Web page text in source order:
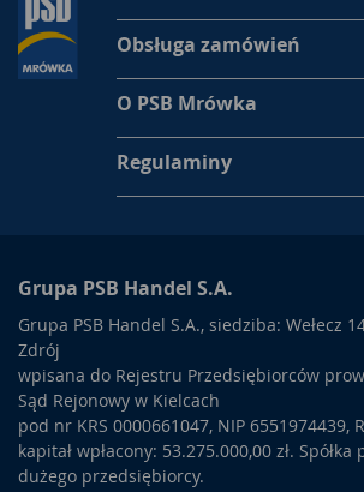
Obsługa zamówień
O PSB Mrówka
Regulaminy
Grupa PSB Handel S.A.
Grupa PSB Handel S.A., siedziba: Wełecz
Zdrój
wpisana do Rejestru Przedsiębiorców
Sąd Rejonowy w Kielcach
pod nr KRS 0000661047, NIP 6551974439,
kapitał wpłacony: 53.275.000,00 zł.
dużego przedsiębiorcy.